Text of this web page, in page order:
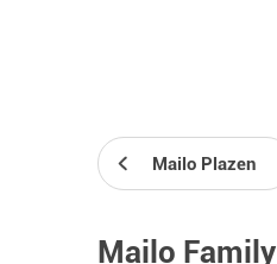
Mailo Plazen
Mailo Family